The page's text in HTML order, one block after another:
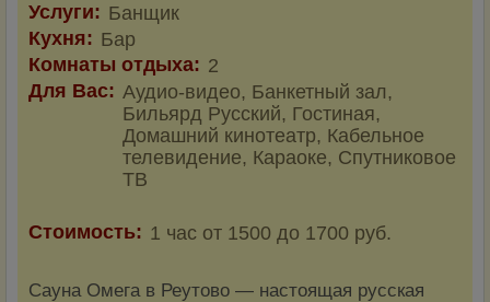
Услуги: Банщик
Кухня: Бар
Комнаты отдыха: 2
Для Вас: Аудио-видео, Банкетный зал,
Бильярд Русский, Гостиная,
Домашний кинотеатр, Кабельное
телевидение, Караоке, Спутниковое
ТВ
Стоимость: 1 час от 1500 до 1700 руб.
Сауна Омега в Реутово — настоящая русская